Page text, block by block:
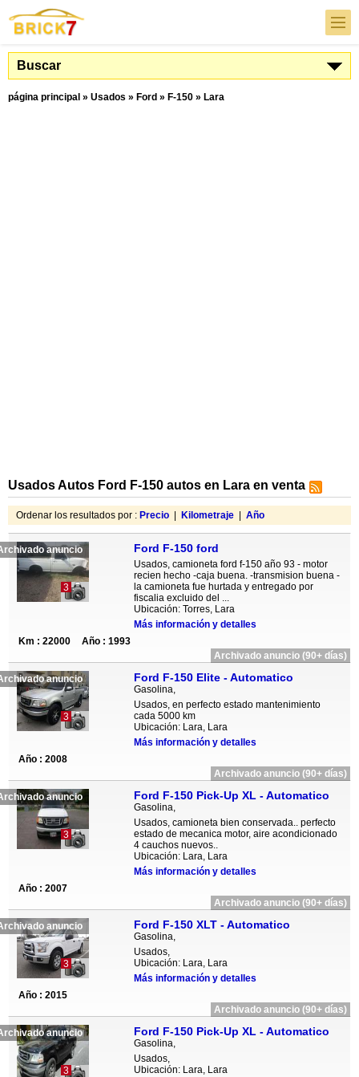
Buscar
página principal » Usados » Ford » F-150 » Lara
Usados Autos Ford F-150 autos en Lara en venta
Ordenar los resultados por : Precio Kilometraje Año
anuncio
3
Ford F-150 ford
Usados, camioneta ford f-150 año 93 - motor
recien hecho -caja buena. -transmision buena -
la camioneta fue hurtada y entregado por
fiscalia excluido del ...
Ubicación: Torres, Lara
Más información y detalles
Km : 22000
Año : 1993
Archivado anuncio (90+ días)
anuncio
3
Ford F-150 Elite - Automatico
Gasolina,
Usados, en perfecto estado mantenimiento
cada 5000 km
Ubicación: Lara, Lara
Más información y detalles
Año : 2008
Archivado anuncio (90+ días)
anuncio
3
Ford F-150 Pick-Up XL - Automatico
Gasolina,
Usados, camioneta bien conservada.. perfecto
estado de mecanica motor, aire acondicionado
4 cauchos nuevos..
Ubicación: Lara, Lara
Más información y detalles
Año : 2007
Archivado anuncio (90+ días)
anuncio
3
Ford F-150 XLT - Automatico
Gasolina,
Usados,
Ubicación: Lara, Lara
Más información y detalles
Año : 2015
Archivado anuncio (90+ días)
anuncio
3
Ford F-150 Pick-Up XL - Automatico
Gasolina,
Usados,
Ubicación: Lara, Lara